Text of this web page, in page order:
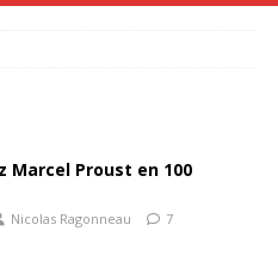
Marcel Proust en 100
Nicolas Ragonneau 7